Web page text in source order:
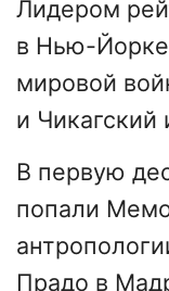
Лидером
в Нью-
мировой
и Чикагский
В первую
попали
Прадо в